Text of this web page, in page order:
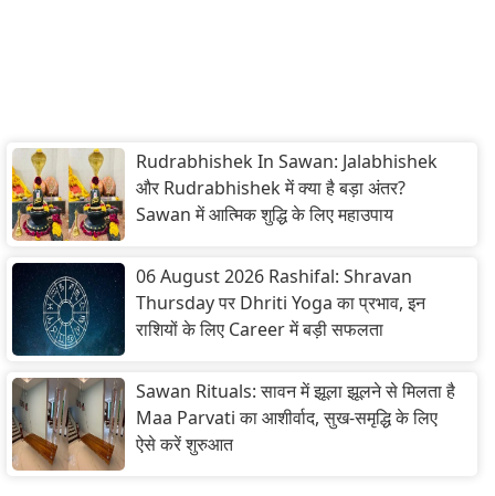
Rudrabhishek In Sawan: Jalabhishek
और Rudrabhishek में क्या है बड़ा अंतर?
Sawan में आत्मिक शुद्धि के लिए महाउपाय
06 August 2026 Rashifal: Shravan
Thursday पर Dhriti Yoga का प्रभाव, इन
राशियों के लिए Career में बड़ी सफलता
Sawan Rituals: सावन में झूला झूलने से मिलता है
Maa Parvati का आशीर्वाद, सुख-समृद्धि के लिए
ऐसे करें शुरुआत